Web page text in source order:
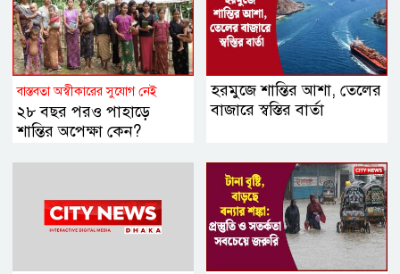
বাস্তবতা অস্বীকারের সুযোগ নেই
২৮ বছর পরও পাহাড়ে
শান্তির অপেক্ষা কেন?
হরমুজে শান্তির আশা, তেলের
বাজারে স্বস্তির বার্তা